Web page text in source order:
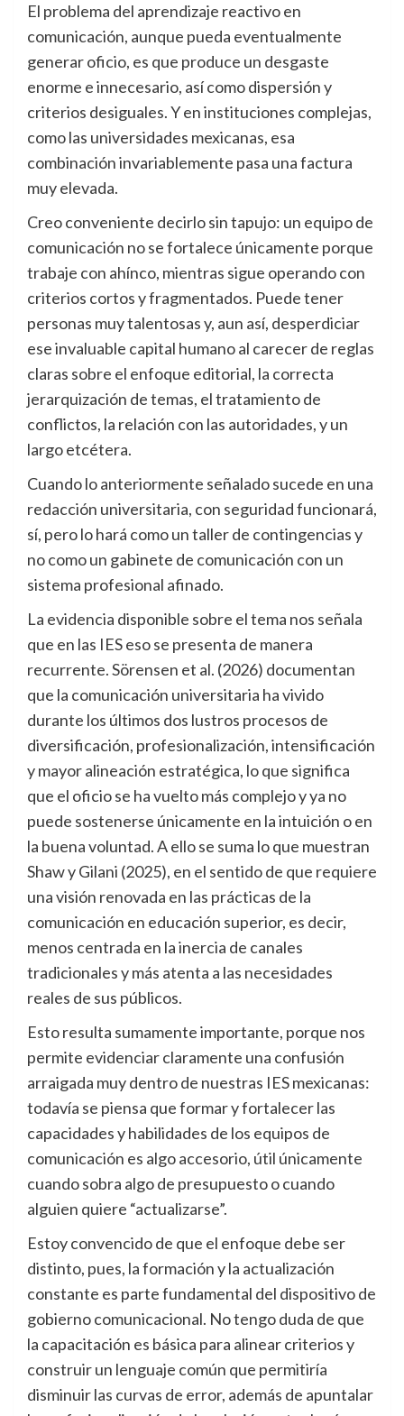
El problema del aprendizaje reactivo en
comunicación, aunque pueda eventualmente
generar oficio, es que produce un desgaste
enorme e innecesario, así como dispersión y
criterios desiguales. Y en instituciones complejas,
como las universidades mexicanas, esa
combinación invariablemente pasa una factura
muy elevada.
Creo conveniente decirlo sin tapujo: un equipo de
comunicación no se fortalece únicamente porque
trabaje con ahínco, mientras sigue operando con
criterios cortos y fragmentados. Puede tener
personas muy talentosas y, aun así, desperdiciar
ese invaluable capital humano al carecer de reglas
claras sobre el enfoque editorial, la correcta
jerarquización de temas, el tratamiento de
conflictos, la relación con las autoridades, y un
largo etcétera.
Cuando lo anteriormente señalado sucede en una
redacción universitaria, con seguridad funcionará,
sí, pero lo hará como un taller de contingencias y
no como un gabinete de comunicación con un
sistema profesional afinado.
La evidencia disponible sobre el tema nos señala
que en las IES eso se presenta de manera
recurrente. Sörensen et al. (2026) documentan
que la comunicación universitaria ha vivido
durante los últimos dos lustros procesos de
diversificación, profesionalización, intensificación
y mayor alineación estratégica, lo que significa
que el oficio se ha vuelto más complejo y ya no
puede sostenerse únicamente en la intuición o en
la buena voluntad. A ello se suma lo que muestran
Shaw y Gilani (2025), en el sentido de que requiere
una visión renovada en las prácticas de la
comunicación en educación superior, es decir,
menos centrada en la inercia de canales
tradicionales y más atenta a las necesidades
reales de sus públicos.
Esto resulta sumamente importante, porque nos
permite evidenciar claramente una confusión
arraigada muy dentro de nuestras IES mexicanas:
todavía se piensa que formar y fortalecer las
capacidades y habilidades de los equipos de
comunicación es algo accesorio, útil únicamente
cuando sobra algo de presupuesto o cuando
alguien quiere “actualizarse”.
Estoy convencido de que el enfoque debe ser
distinto, pues, la formación y la actualización
constante es parte fundamental del dispositivo de
gobierno comunicacional. No tengo duda de que
la capacitación es básica para alinear criterios y
construir un lenguaje común que permitiría
disminuir las curvas de error, además de apuntalar